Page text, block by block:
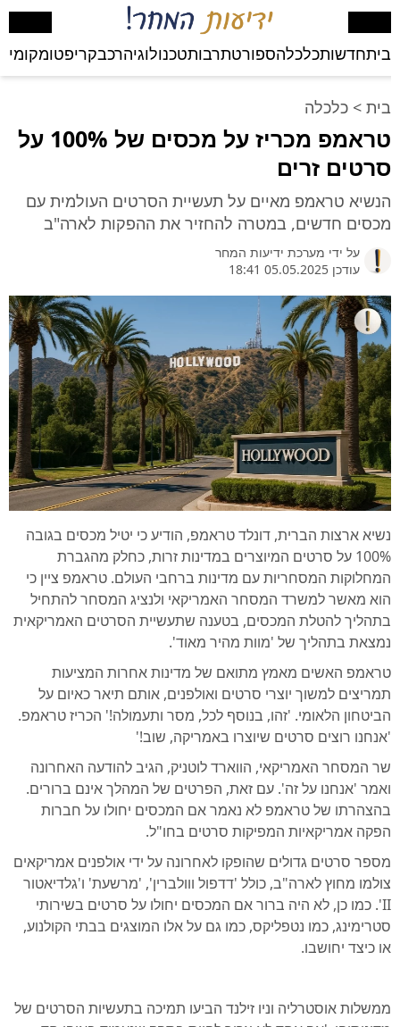
ביתחדשותכלכלהספורטתרבותטכנולוגיהרכבקריפטומקומי
בית > כלכלה
טראמפ מכריז על מכסים של 100% על
סרטים זרים
הנשיא טראמפ מאיים על תעשיית הסרטים העולמית עם
מכסים חדשים, במטרה להחזיר את ההפקות לארה"ב
על ידי מערכת ידיעות המחר
עודכן 05.05.2025 18:41
נשיא ארצות הברית, דונלד טראמפ, הודיע כי יטיל מכסים בגובה
100% על סרטים המיוצרים במדינות זרות, כחלק מהגברת
המחלוקות המסחריות עם מדינות ברחבי העולם. טראמפ ציין כי
הוא מאשר למשרד המסחר האמריקאי ולנציג המסחר להתחיל
בתהליך להטלת המכסים, בטענה שתעשיית הסרטים האמריקאית
נמצאת בתהליך של 'מוות מהיר מאוד'.
טראמפ האשים מאמץ מתואם של מדינות אחרות המציעות
תמריצים למשוך יוצרי סרטים ואולפנים, אותם תיאר כאיום על
הביטחון הלאומי. 'זהו, בנוסף לכל, מסר ותעמולה!' הכריז טראמפ.
'אנחנו רוצים סרטים שיוצרו באמריקה, שוב!'
שר המסחר האמריקאי, הווארד לוטניק, הגיב להודעה האחרונה
ואמר 'אנחנו על זה'. עם זאת, הפרטים של המהלך אינם ברורים.
בהצהרתו של טראמפ לא נאמר אם המכסים יחולו על חברות
הפקה אמריקאיות המפיקות סרטים בחו"ל.
מספר סרטים גדולים שהופקו לאחרונה על ידי אולפנים אמריקאים
צולמו מחוץ לארה"ב, כולל 'דדפול ווולברין', 'מרשעת' ו'גלדיאטור
II'. כמו כן, לא היה ברור אם המכסים יחולו על סרטים בשירותי
סטרימינג, כמו נטפליקס, כמו גם על אלו המוצגים בבתי הקולנוע,
או כיצד יחושבו.
ממשלות אוסטרליה וניו זילנד הביעו תמיכה בתעשיות הסרטים של